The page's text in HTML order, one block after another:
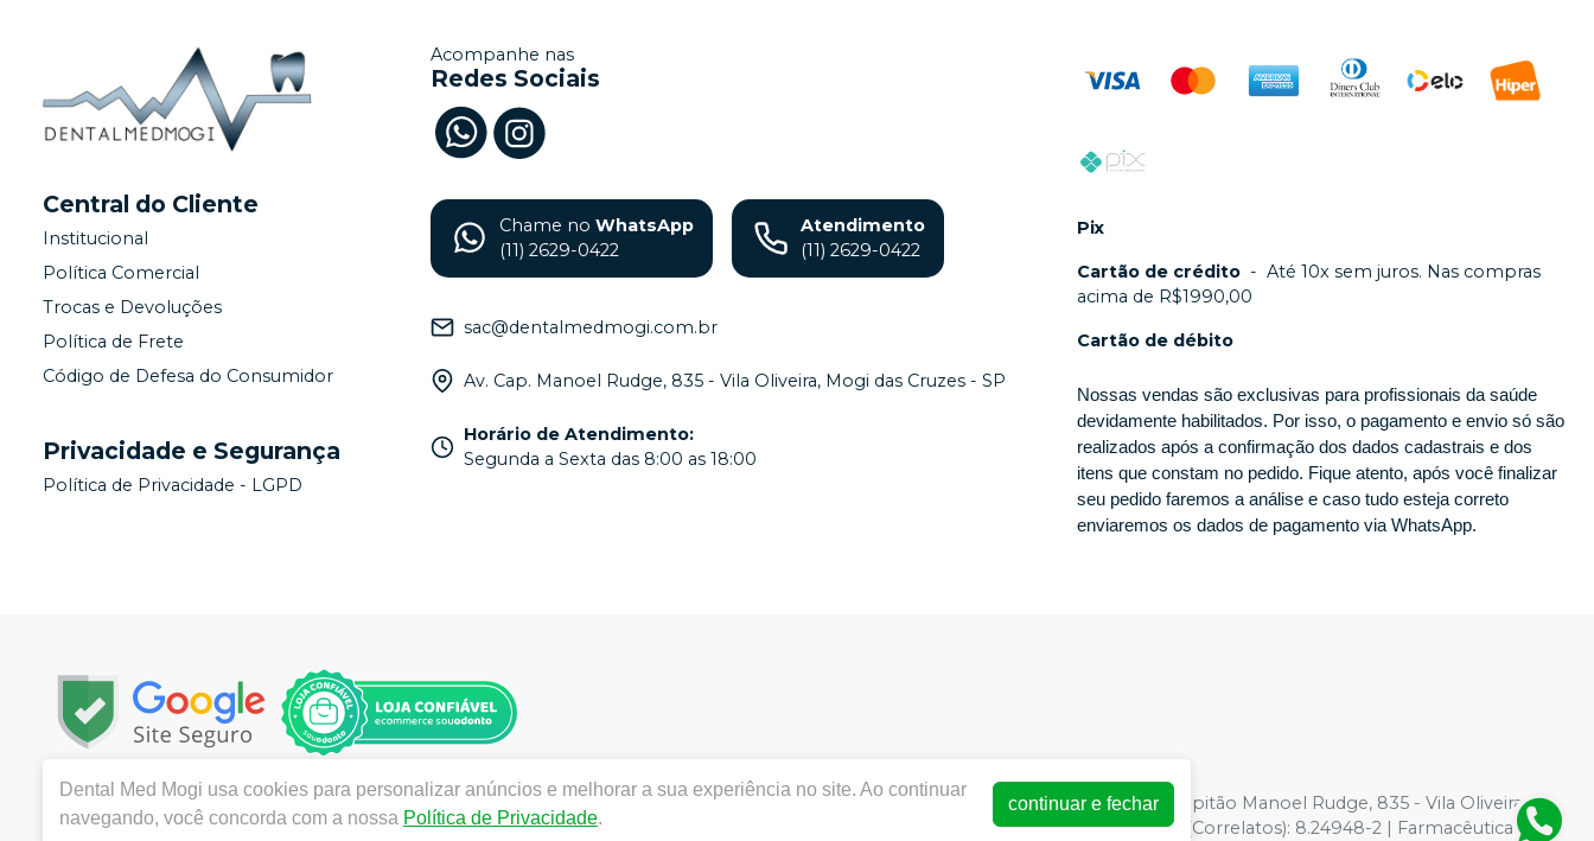
Central do Cliente
Institucional
Política Comercial
Trocas e Devoluções
Política de Frete
Código de Defesa do Consumidor
Privacidade e Segurança
Política de Privacidade - LGPD
Acompanhe nas
Redes Sociais
Chame no WhatsApp
(11) 2629-0422
Atendimento
(11) 2629-0422
sac@dentalmedmogi.com.br
Av. Cap. Manoel Rudge, 835 - Vila Oliveira, Mogi das Cruzes - SP
Horário de Atendimento:
Segunda a Sexta das 8:00 as 18:00
Pix
Cartão de crédito - Até 10x sem juros. Nas compras
acima de R$1990,00
Cartão de débito
Nossas vendas são exclusivas para profissionais da saúde
devidamente habilitados. Por isso, o pagamento e envio só são
realizados após a confirmação dos dados cadastrais e dos
itens que constam no pedido. Fique atento, após você finalizar
seu pedido faremos a análise e caso tudo esteja correto
enviaremos os dados de pagamento via WhatsApp.
Copyright © 2025 - Todos os direitos reservados | www.dentalmedmogi.com.br |Dentalmed Mogi|14.211.806/0001-33 | Avenida Capitão Manoel Rudge, 835 - Vila Oliveira,
Mogi das Cruzes -/SP - CEP : 08780-290 | Autorizações de Funcionamento ANVISA - Medicamentos: 1.29942-5, Produtos para Saúde (Correlatos): 8.24948-2 | Farmacêutica
Dental Med Mogi usa cookies para personalizar anúncios e melhorar a sua experiência no site. Ao continuar
navegando, você concorda com a nossa Política de Privacidade.
continuar e fechar